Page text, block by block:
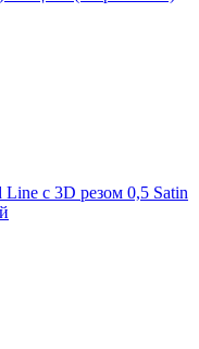
c 3D резом 0,5 Satin